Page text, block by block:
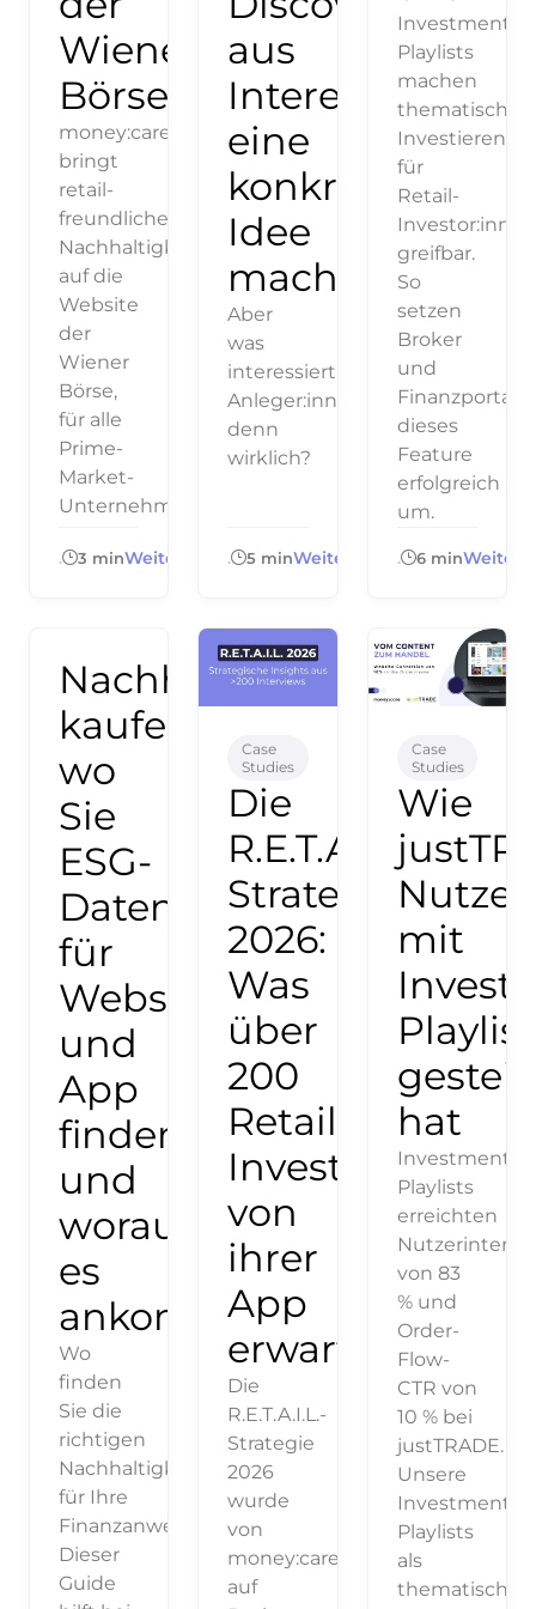
Wiener
Börse
money:care
bringt
retail-
freundliche
Nachhaltigkeitsdaten
auf die
Website
der
Wiener
Börse,
für alle
Prime-
Market-
Unternehmen.
. 3 minWeiterlesen
aus
Interesse
eine
konkrete
Idee
macht
Aber
was
interessiert
Anleger:innen
denn
wirklich?
. 5 minWeiterlesen
Investment
Playlists
machen
thematisches
Investieren
für
Retail-
Investor:innen
greifbar.
So
setzen
Broker
und
Finanzportale
dieses
Feature
erfolgreich
um.
. 6 min
Nachhaltigkeitsdaten
kaufen:
wo
Sie
ESG-
Daten
für
Webseite
und
App
finden
und
worauf
es
ankommt
Wo
finden
Sie die
richtigen
Nachhaltigkeitsdaten
für Ihre
Finanzanwendung?
Dieser
Guide
Case
Studies
Die
R.E.T.A.I.L.-
Strategie
2026:
Was
über
200
Retail-
Investor:innen
von
ihrer
App
erwarten
Die
R.E.T.A.I.L.-
Strategie
2026
wurde
von
money:care
auf
Case
Studies
Wie
mit
hat
Investment
Playlists
erreichten
von 83
% und
Order-
Flow-
CTR von
10 % bei
justTRADE.
Unsere
Investment
Playlists
als